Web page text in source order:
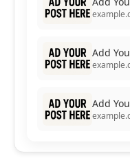
Add
Add